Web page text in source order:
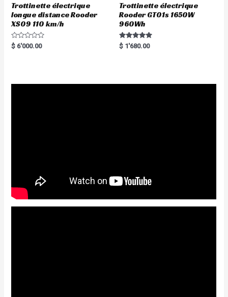
Trottinette électrique
longue distance Rooder
XS09 110 km/h
R
a
$ 6'000.00
Trottinette électrique
Rooder GT01s 1650W
960Wh
Rated
5.00
$ 1'680.00